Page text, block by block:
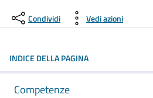
Condividi Vedi azioni
INDICE DELLA PAGINA
Competenze